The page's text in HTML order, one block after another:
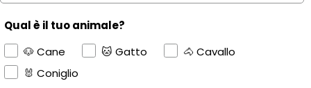
Qual è il tuo animale?
🐶 Cane
🐱 Gatto
🐴 Cavallo
🐰 Coniglio